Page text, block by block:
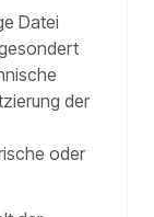
Datei
der
oder